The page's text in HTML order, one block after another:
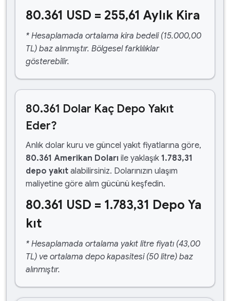
80.361 USD = 255,61 Aylık Kira
* Hesaplamada ortalama kira bedeli (15.000,00
TL) baz alınmıştır. Bölgesel farklılıklar
gösterebilir.
80.361 Dolar Kaç Depo Yakıt
Eder?
Anlık dolar kuru ve güncel yakıt fiyatlarına göre,
80.361 Amerikan Doları ile yaklaşık 1.783,31
depo yakıt alabilirsiniz. Dolarınızın ulaşım
maliyetine göre alım gücünü keşfedin.
80.361 USD = 1.783,31 Depo Ya
kıt
* Hesaplamada ortalama yakıt litre fiyatı (43,00
TL) ve ortalama depo kapasitesi (50 litre) baz
alınmıştır.